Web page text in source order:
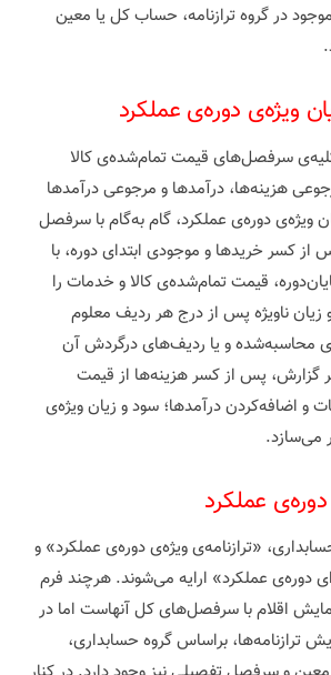
در گروه ترازنامه، حساب کل یا معین
ویژه‌ی دوره‌ی عملکرد
سرفصل‌های قیمت تمام‌شده‌ی کالا
هزینه‌ها، درآمدها و مرجوعی درآمدها
ویژه‌ی دوره‌ی عملکرد، گام به‌گام با سرفصل
کسر خریدها و موجودی ابتدای دوره، با
قیمت تمام‌شده‌ی کالا و خدمات را
ناویژه پس از درج هر ردیف معلوم
محاسبه‌شده و یا ردیف‌های درگردش آن
گزارش، پس از کسر هزینه‌ها از قیمت
و اضافه‌کردن درآمدها؛ سود و زیان ویژه‌ی
می‌‌سازد.
دوره‌ی عملکرد
«ترازنامه‌ی ویژه‌ی دوره‌ی عملکرد» و
دوره‌ی عملکرد» ارایه می‌شوند. هرچند فرم
نمایش اقلام با سرفصل‌های کل آنهاست اما در
ترازنامه‌ها، براساس گروه حسابداری،